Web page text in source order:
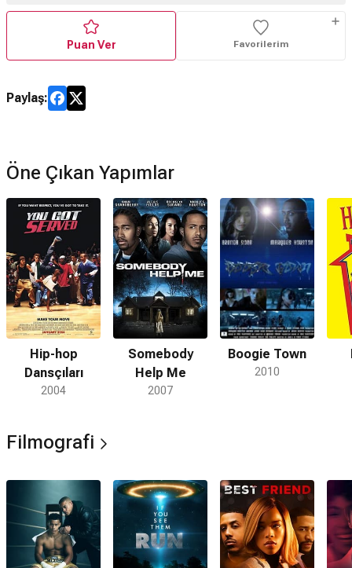
Puan Ver Favorilerim
Paylaş:
Öne Çıkan Yapımlar
Hip-hop
Dansçıları
2004
Somebody
Help Me
2007
Boogie Town
2010
Filmografi